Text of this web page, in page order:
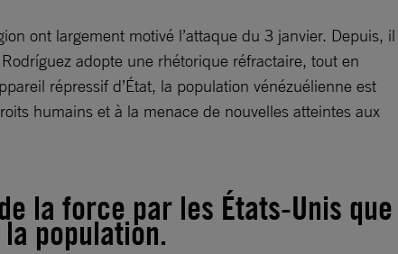
ont largement motivé l’attaque du 3 janvier. Depuis, il
adopte une rhétorique réfractaire, tout en
répressif d’État, la population vénézuélienne est
humains et à la menace de nouvelles atteintes aux
la force par les États-Unis que
population.